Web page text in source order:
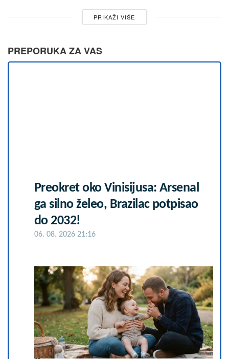
PRIKAŽI VIŠE
PREPORUKA ZA VAS
Preokret oko Vinisijusa: Arsenal
ga silno želeo, Brazilac potpisao
do 2032!
06. 08. 2026 21:16